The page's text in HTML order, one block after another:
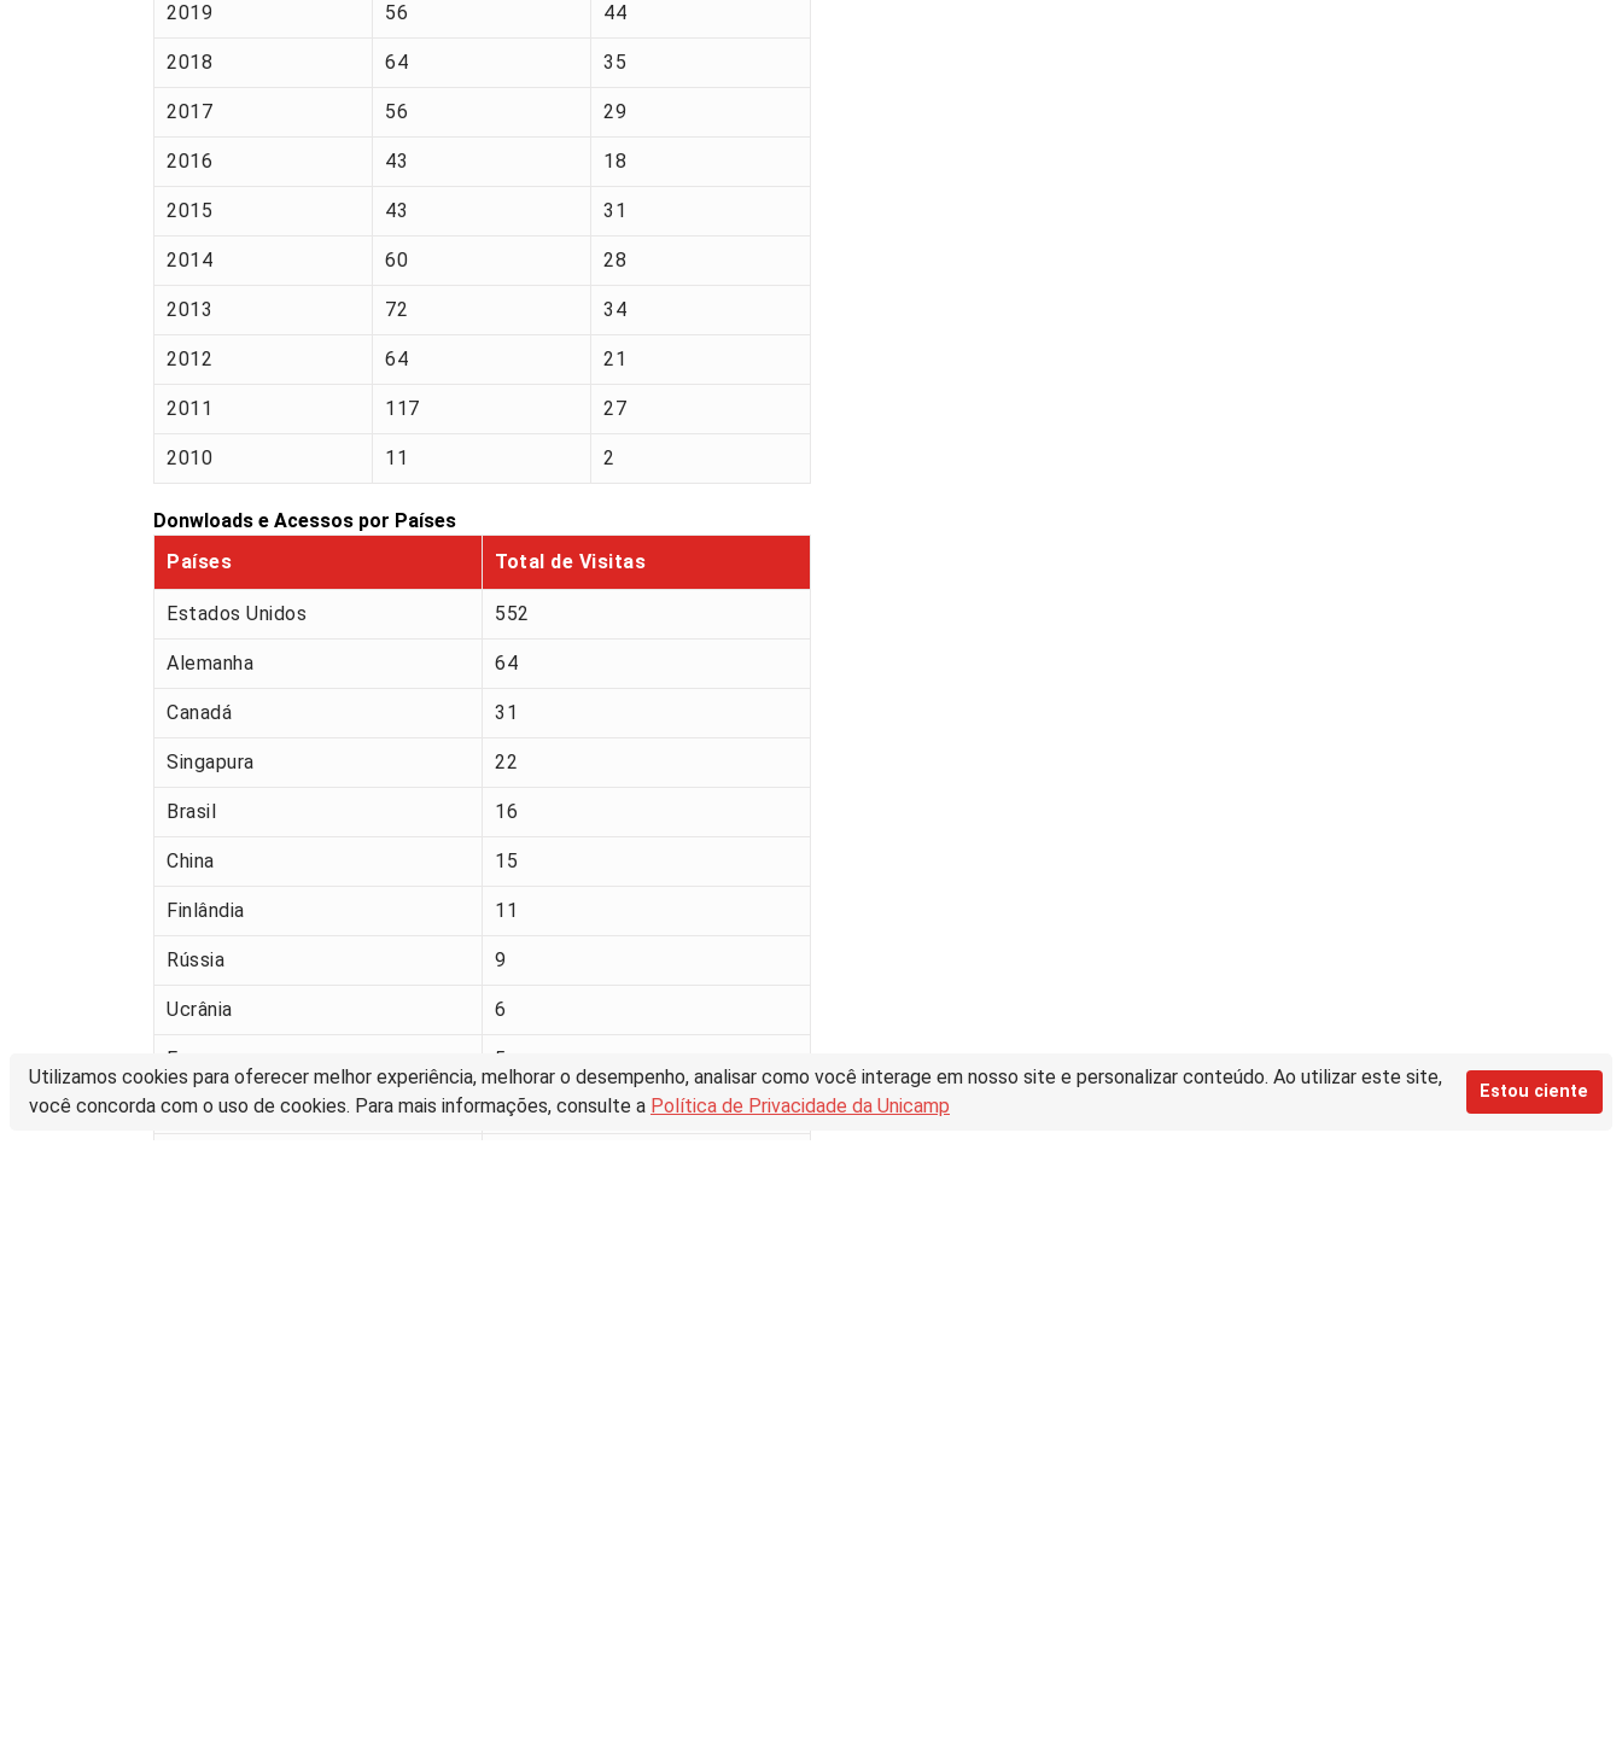
Utilizamos cookies para oferecer melhor experiência, melhorar o desempenho, analisar como você interage em nosso site e personalizar conteúdo. Ao utilizar este site,
você concorda com o uso de cookies. Para mais informações, consulte a Política de Privacidade da Unicamp
Estou ciente
2019 56 44
2018 64 35
2017 56 29
2016 43 18
2015 43 31
2014 60 28
2013 72 34
2012 64 21
2011 117 27
2010 11 2
Donwloads e Acessos por Países
Países
Total de Visitas
Estados Unidos 552
Alemanha 64
Canadá 31
Singapura 22
Brasil 16
China 15
Finlândia 11
Rússia 9
Ucrânia 6
França 5
Suécia 2